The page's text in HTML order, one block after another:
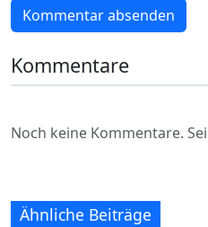
Kommentar absenden
Kommentare
Noch keine Kommentare.
Ähnliche Beiträge